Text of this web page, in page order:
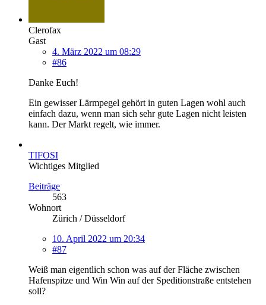
Clerofax
Gast
4. März 2022 um 08:29
#86
Danke Euch!
Ein gewisser Lärmpegel gehört in guten Lagen wohl auch
einfach dazu, wenn man sich sehr gute Lagen nicht leisten
kann. Der Markt regelt, wie immer.
TIFOSI
Wichtiges Mitglied
Beiträge
563
Wohnort
Zürich / Düsseldorf
10. April 2022 um 20:34
#87
Weiß man eigentlich schon was auf der Fläche zwischen
Hafenspitze und Win Win auf der Speditionstraße entstehen
soll?